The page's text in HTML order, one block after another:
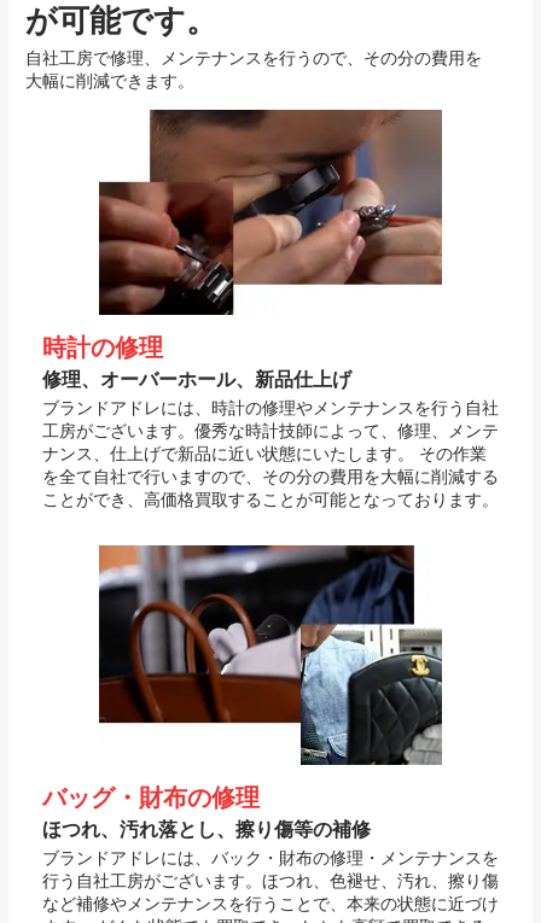
が可能です。
自社工房で修理、メンテナンスを行うので、その分の費用を
大幅に削減できます。
時計の修理
修理、オーバーホール、新品仕上げ
ブランドアドレには、時計の修理やメンテナンスを行う自社
工房がございます。優秀な時計技師によって、修理、メンテ
ナンス、仕上げで新品に近い状態にいたします。 その作業
を全て自社で行いますので、その分の費用を大幅に削減する
ことができ、高価格買取することが可能となっております。
バッグ・財布の修理
ほつれ、汚れ落とし、擦り傷等の補修
ブランドアドレには、バック・財布の修理・メンテナンスを
行う自社工房がございます。ほつれ、色褪せ、汚れ、擦り傷
など補修やメンテナンスを行うことで、本来の状態に近づけ